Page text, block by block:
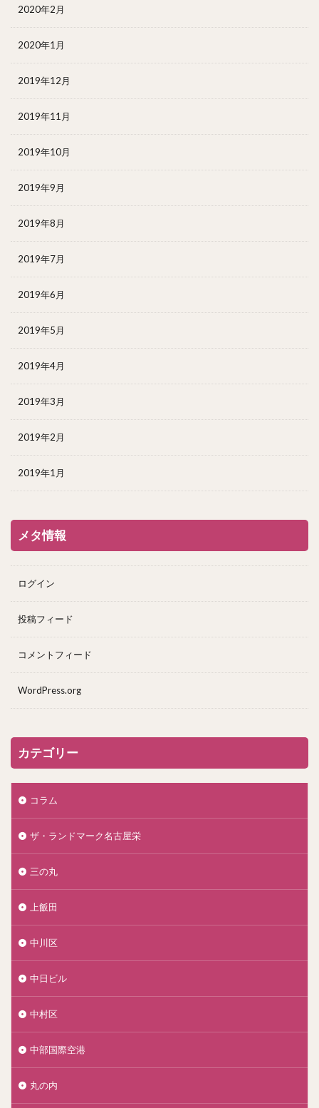
2020年2月
2020年1月
2019年12月
2019年11月
2019年10月
2019年9月
2019年8月
2019年7月
2019年6月
2019年5月
2019年4月
2019年3月
2019年2月
2019年1月
メタ情報
ログイン
投稿フィード
コメントフィード
WordPress.org
カテゴリー
コラム
ザ・ランドマーク名古屋栄
三の丸
上飯田
中川区
中日ビル
中村区
中部国際空港
丸の内